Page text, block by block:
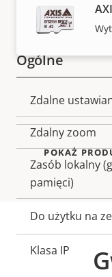
TPM
Ogólne
Opis
nieruchomości
Zdalne
Zdalny zoom
Zasób lokalny
pamięci)
Do użytku na
Klasa IP
POKAŻ